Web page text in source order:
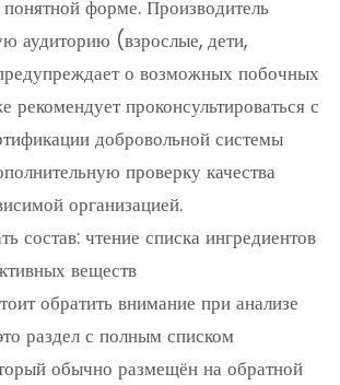
форме. Производитель
аудиторию (взрослые, дети,
о возможных побочных
рекомендует проконсультироваться с
добровольной системы
проверку качества
организацией.
состав: чтение списка ингредиентов
веществ
обратить внимание при анализе
раздел с полным списком
обычно размещён на обратной